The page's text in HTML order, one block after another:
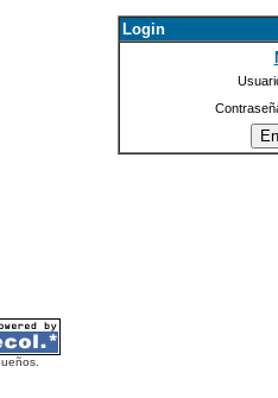
Login